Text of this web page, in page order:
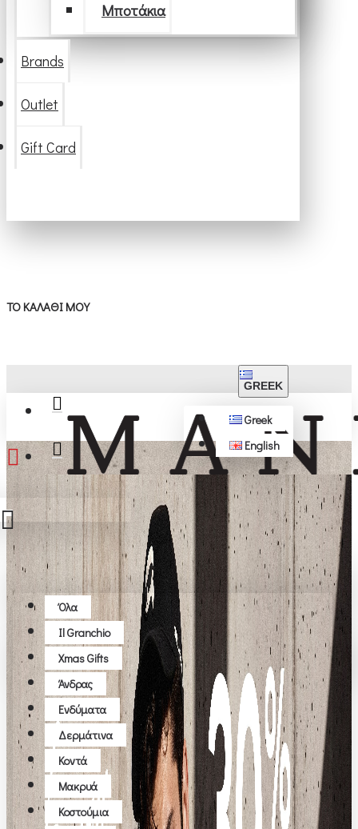
Μποτάκια
Brands
Outlet
Gift Card
ΤΟ ΚΑΛΆΘΙ ΜΟΥ
ΔΩΡΕΆΝ ΜΕΤΑΦΟΡΙΚΆ ΆΝΩ ΤΩΝ 50€
GREEK
Greek
English
Όλα
Όλα
Il Granchio
Xmas Gifts
Άνδρας
Ενδύματα
Δερμάτινα
Κοντά
Μακρυά
Κοστούμια
Το καλάθι αγορών είναι άδειο!